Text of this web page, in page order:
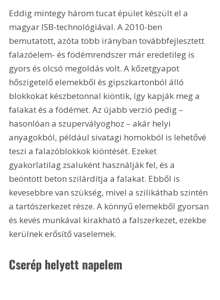
Eddig mintegy három tucat épület készült el a
magyar ISB-technológiával. A 2010-ben
bemutatott, azóta több irányban továbbfejlesztett
falazóelem- és födémrendszer már eredetileg is
gyors és olcsó megoldás volt. A kőzetgyapot
hőszigetelő elemekből és gipszkartonból álló
blokkokat készbetonnal kiöntik, így kapják meg a
falakat és a födémet. Az újabb verzió pedig –
hasonlóan a szupervályoghoz – akár helyi
anyagokból, például sivatagi homokból is lehetővé
teszi a falazóblokkok kiöntését. Ezeket
gyakorlatilag zsaluként használják fel, és a
beöntött beton szilárdítja a falakat. Ebből is
kevesebbre van szükség, mivel a szilikáthab szintén
a tartószerkezet része. A könnyű elemekből gyorsan
és kevés munkával kirakható a falszerkezet, ezekbe
kerülnek erősítő vaselemek.
Cserép helyett napelem